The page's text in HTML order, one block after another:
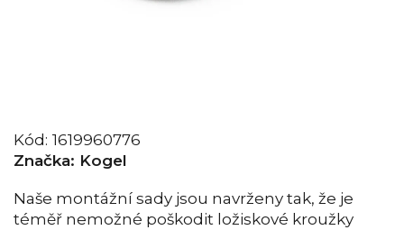
Kód: 1619960776
Značka: Kogel
Naše montážní sady jsou navrženy tak, že je
téměř nemožné poškodit ložiskové kroužky